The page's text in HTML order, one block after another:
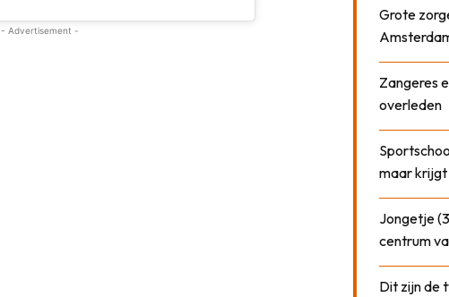
- Advertisement -
Grote
Zangeres
overleden
maar
Jongetje
centrum
Dit zijn de